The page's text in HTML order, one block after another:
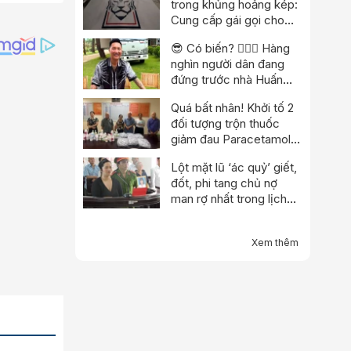
trong khủng hoảng kép:
Cung cấp gái gọi cho
kích trụ sở
😎 Có biến? 👮🏻‍♂️ Hàng
nghìn người dân đang
đứng trước nhà Huấn
Quá bất nhân! Khởi tố 2
đối tượng trộn thuốc
giảm đau Paracetamol
chữa bách bệnh
Lột mặt lũ ‘ác quỷ’ giết,
đốt, phi tang chủ nợ
man rợ nhất trong lịch
Xem thêm